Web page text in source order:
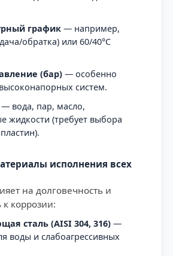
график — например,
обратка) или 60/40°C
(бар) — особенно
систем.
— вода, пар, масло,
жидкости (требует выбора
исполнения всех
на долговечность и
к коррозии:
сталь (AISI 304, 316) —
воды и слабоагрессивных